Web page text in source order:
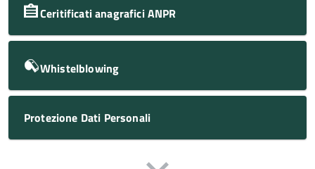
Ceritificati anagrafici ANPR
Whistelblowing
Protezione Dati Personali